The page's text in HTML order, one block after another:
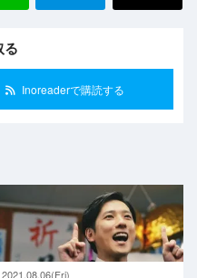
る
Inoreaderで購読する
2021.08.06(Fri)